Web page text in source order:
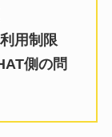
用制限
側の問